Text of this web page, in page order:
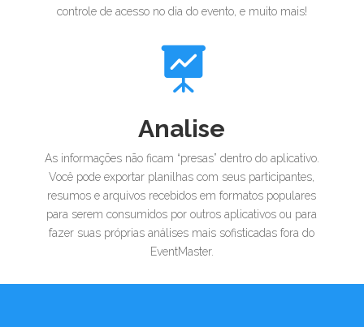
controle de acesso no dia do evento, e muito mais!

Analise
As informações não ficam “presas” dentro do aplicativo.
Você pode exportar planilhas com seus participantes,
resumos e arquivos recebidos em formatos populares
para serem consumidos por outros aplicativos ou para
fazer suas próprias análises mais sofisticadas fora do
EventMaster.